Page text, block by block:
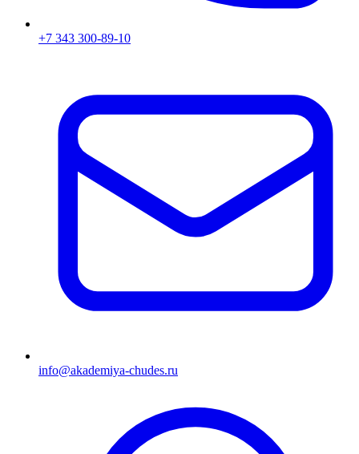
+7 343 300-89-10
info@akademiya-chudes.ru